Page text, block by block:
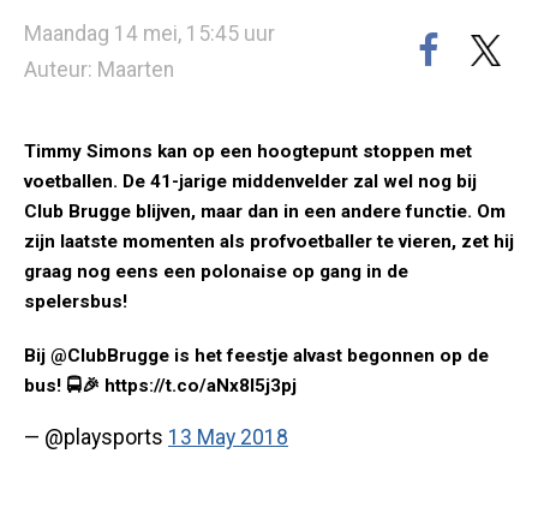
Maandag 14 mei, 15:45 uur
Auteur: Maarten
Timmy Simons kan op een hoogtepunt stoppen met
voetballen. De 41-jarige middenvelder zal wel nog bij
Club Brugge blijven, maar dan in een andere functie. Om
zijn laatste momenten als profvoetballer te vieren, zet hij
graag nog eens een polonaise op gang in de
spelersbus!
Bij @ClubBrugge is het feestje alvast begonnen op de
bus! 🚍🎉 https://t.co/aNx8I5j3pj
— @playsports 13 May 2018